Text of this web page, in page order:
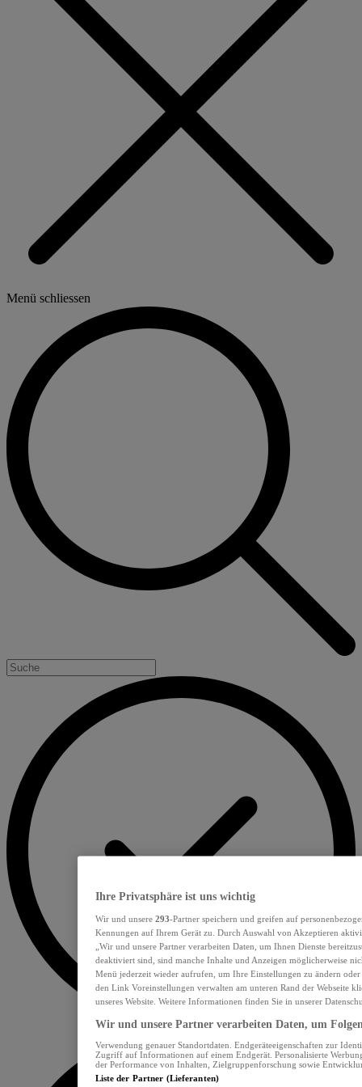
Menü schliessen
Ihre Privatsphäre ist uns wichtig
Wir und unsere 293-Partner speichern und greifen auf
Kennungen auf Ihrem Gerät zu. Durch Auswahl von Akzeptieren
„Wir und unsere Partner verarbeiten Daten, um Ihnen Dienste
deaktiviert sind, sind manche Inhalte und Anzeigen möglicherweise
Menü jederzeit wieder aufrufen, um Ihre Einstellungen zu ändern
den Link Voreinstellungen verwalten am unteren Rand der Webseite
unseres Website. Weitere Informationen finden Sie in unserer
Wir und unsere Partner verarbeiten Daten, um
Verwendung genauer Standortdaten. Endgeräteeigenschaften zur
Zugriff auf Informationen auf einem Endgerät. Personalisierte
der Performance von Inhalten, Zielgruppenforschung sowie
Liste der Partner (Lieferanten)